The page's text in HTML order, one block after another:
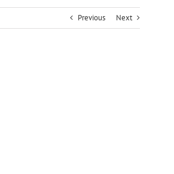
Previous Next